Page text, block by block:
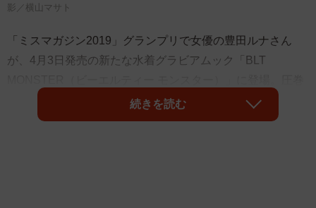
影／横山マサト
「ミスマガジン2019」グランプリで女優の豊田ルナさん
が、4月3日発売の新たな水着グラビアムック「BLT
の美ヒップを披露しました。続きを読む